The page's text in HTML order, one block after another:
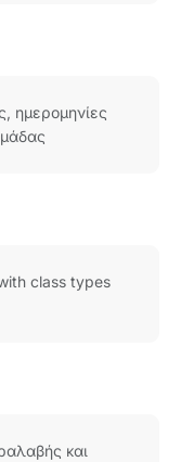
ημερομηνίες
class types
και